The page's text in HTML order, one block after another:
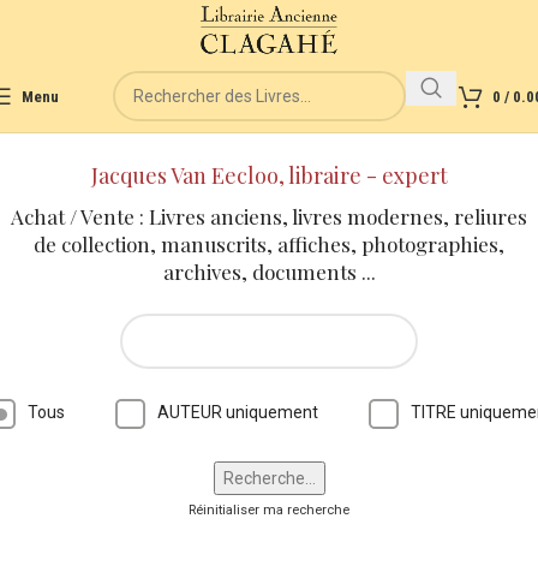
Menu 0 /
Jacques Van Eecloo, libraire - expert
Achat / Vente : Livres anciens, livres modernes, reliures
de collection, manuscrits, affiches, photographies,
archives, documents ...
Tous AUTEUR uniquement TITRE
Réinitialiser ma recherche